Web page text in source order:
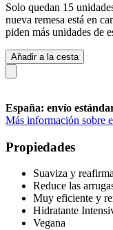
Solo quedan 15
nueva remesa está en
piden más unidades de
Añadir a la cesta
España: envío
Más información sobre
Propiedades
Suaviza y reafirma
Reduce las
Muy eficiente y
Hidratante
Vegana